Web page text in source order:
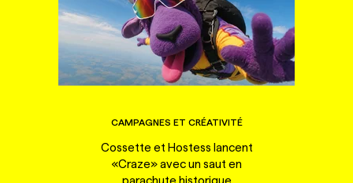
CAMPAGNES ET CRÉATIVITÉ
Cossette et Hostess lancent
«Craze» avec un saut en
parachute historique